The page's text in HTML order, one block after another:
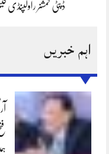
ڈپٹی کمشنر راولپنڈی
اہم خبریں